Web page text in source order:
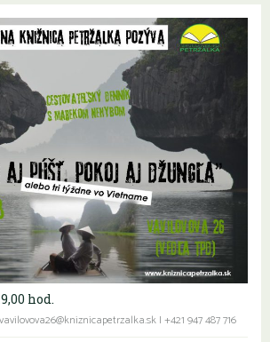
hod.
vavilovova26@kniznicapetrzalka.sk | +421 947 487 716